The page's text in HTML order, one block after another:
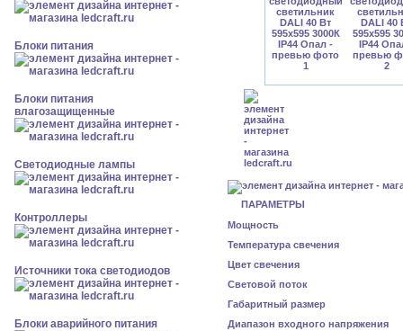
Блоки питания
Блоки питания
влагозащищенные
Светодиодные лампы
Контроллеры
Источники тока светодиодов
Блоки аварийного питания
ПАРАМЕТРЫ
Мощность
Температура свечения
Цвет свечения
Световой поток
Габаритный размер
Диапазон входного напряжения